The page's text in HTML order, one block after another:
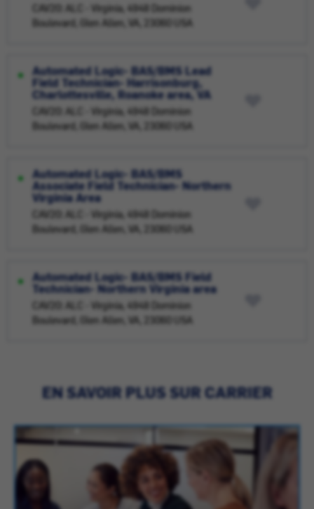
CAV20: ALC - Virginia, 4948 Dominion
Boulevard, Glen Allen, VA, 23060 USA
Automated Logic- BAS/BMS Lead
Field Technician- Harrisonburg,
Charlottesville, Roanoke area, VA
CAV20: ALC - Virginia, 4948 Dominion
Boulevard, Glen Allen, VA, 23060 USA
Automated Logic- BAS/BMS
Associate Field Technician- Northern
Virginia Area
CAV20: ALC - Virginia, 4948 Dominion
Boulevard, Glen Allen, VA, 23060 USA
Automated Logic- BAS/BMS Field
Technician- Northern Virginia area
CAV20: ALC - Virginia, 4948 Dominion
Boulevard, Glen Allen, VA, 23060 USA
EN SAVOIR PLUS SUR CARRIER